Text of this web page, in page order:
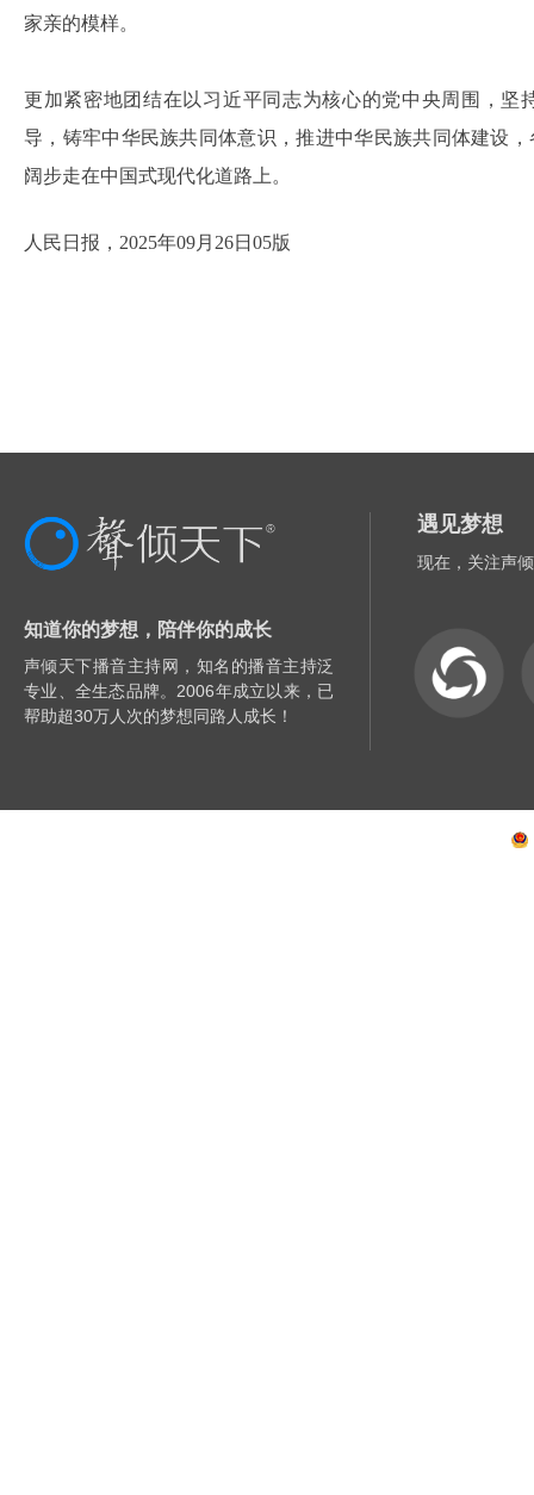
家亲的模样。
更加紧密地团结在以习近平同志为核心的党中央周围，坚
导，铸牢中华民族共同体意识，推进中华民族共同体建设
阔步走在中国式现代化道路上。
人民日报，2025年09月26日05版
知道你的梦想，陪伴你的成长
声倾天下播音主持网，知名的播音主持泛
专业、全生态品牌。2006年成立以来，已
帮助超30万人次的梦想同路人成长！
遇见梦想
现在，关注声